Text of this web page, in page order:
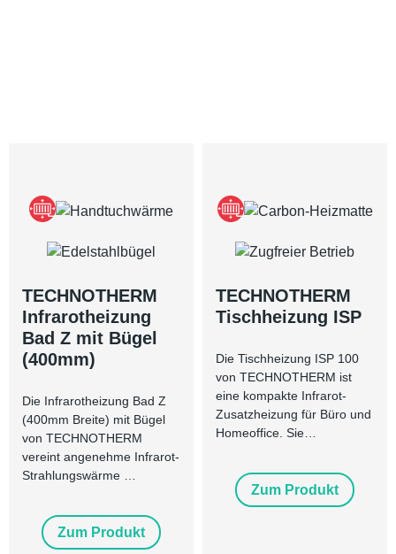
TECHNOTHERM
Infrarotheizung
Bad Z mit Bügel
(400mm)
Die Infrarotheizung Bad Z
(400mm Breite) mit Bügel
von TECHNOTHERM
vereint angenehme Infrarot-
Strahlungswärme …
Zum Produkt
TECHNOTHERM
Tischheizung ISP
Die Tischheizung ISP 100
von TECHNOTHERM ist
eine kompakte Infrarot-
Zusatzheizung für Büro und
Homeoffice. Sie…
Zum Produkt